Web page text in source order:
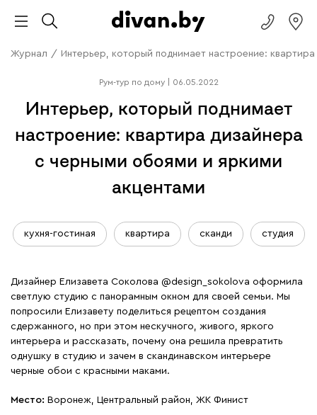
Журнал / Интерьер, который поднимает настроение:
Рум-тур по дому| 06.05.2022
Интерьер, который поднимает
настроение: квартира дизайнера
с черными обоями и яркими
акцентами
кухня-гостиная квартира сканди студия
Дизайнер Елизавета Соколова @design_sokolova оформила
светлую студию с панорамным окном для своей семьи. Мы
попросили Елизавету поделиться рецептом создания
сдержанного, но при этом нескучного, живого, яркого
интерьера и рассказать, почему она решила превратить
однушку в студию и зачем в скандинавском интерьере
черные обои с красными маками.
Место: Воронеж, Центральный район, ЖК Финист